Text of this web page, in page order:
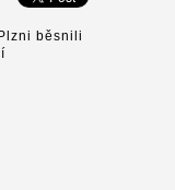
běsnili